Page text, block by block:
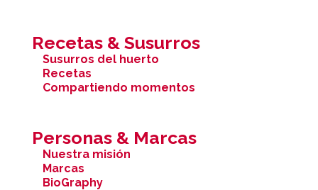
Recetas & Susurros
Susurros del huerto
Recetas
Compartiendo momentos
Personas & Marcas
Nuestra misión
Marcas
BioGraphy